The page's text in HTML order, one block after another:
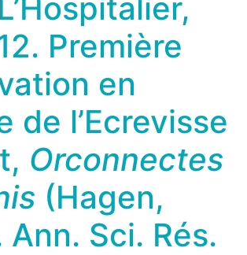
Première
en
de l’Ecrevisse
Orconnectes
(Hagen,
Ann. Sci. Rés.